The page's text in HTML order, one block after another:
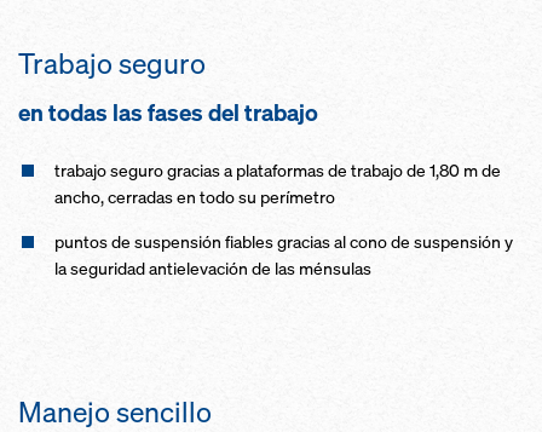
Trabajo seguro
en todas las fases del trabajo
trabajo seguro gracias a plataformas de trabajo de 1,80 m de
ancho, cerradas en todo su perímetro
puntos de suspensión fiables gracias al cono de suspensión y
la seguridad antielevación de las ménsulas
Manejo sencillo